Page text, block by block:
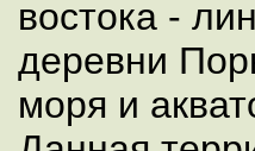
востока -
деревни
моря и